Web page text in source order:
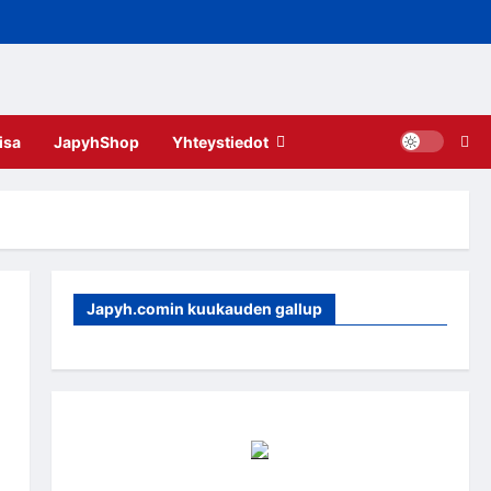
JapyhShop Yhteystiedot
Japyh.comin kuukauden gallup